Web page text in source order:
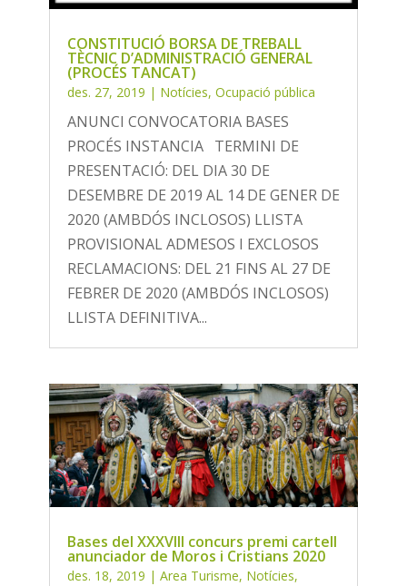
CONSTITUCIÓ BORSA DE TREBALL
TÈCNIC D’ADMINISTRACIÓ GENERAL
(PROCÉS TANCAT)
des. 27, 2019 | Notícies, Ocupació pública
ANUNCI CONVOCATORIA BASES
PROCÉS INSTANCIA TERMINI DE
PRESENTACIÓ: DEL DIA 30 DE
DESEMBRE DE 2019 AL 14 DE GENER DE
2020 (AMBDÓS INCLOSOS) LLISTA
PROVISIONAL ADMESOS I EXCLOSOS
RECLAMACIONS: DEL 21 FINS AL 27 DE
FEBRER DE 2020 (AMBDÓS INCLOSOS)
LLISTA DEFINITIVA...
Bases del XXXVIII concurs premi cartell
anunciador de Moros i Cristians 2020
des. 18, 2019 | Area Turisme, Notícies,